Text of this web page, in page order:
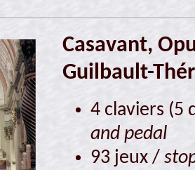
Casavant,
Guilbault-
4 claviers (5
and pedal
93 jeux /